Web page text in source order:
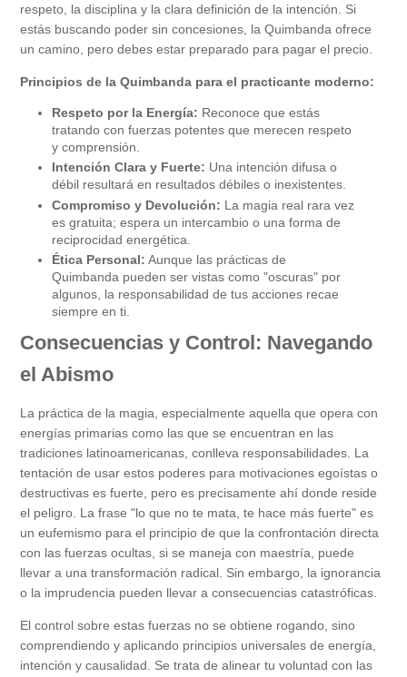
respeto, la disciplina y la clara definición de la intención. Si
estás buscando poder sin concesiones, la Quimbanda ofrece
un camino, pero debes estar preparado para pagar el precio.
Principios de la Quimbanda para el practicante moderno:
Respeto por la Energía: Reconoce que estás
tratando con fuerzas potentes que merecen respeto
y comprensión.
Intención Clara y Fuerte: Una intención difusa o
débil resultará en resultados débiles o inexistentes.
Compromiso y Devolución: La magia real rara vez
es gratuita; espera un intercambio o una forma de
reciprocidad energética.
Ética Personal: Aunque las prácticas de
Quimbanda pueden ser vistas como "oscuras" por
algunos, la responsabilidad de tus acciones recae
siempre en ti.
Consecuencias y Control: Navegando
el Abismo
La práctica de la magia, especialmente aquella que opera con
energías primarias como las que se encuentran en las
tradiciones latinoamericanas, conlleva responsabilidades. La
tentación de usar estos poderes para motivaciones egoístas o
destructivas es fuerte, pero es precisamente ahí donde reside
el peligro. La frase "lo que no te mata, te hace más fuerte" es
un eufemismo para el principio de que la confrontación directa
con las fuerzas ocultas, si se maneja con maestría, puede
llevar a una transformación radical. Sin embargo, la ignorancia
o la imprudencia pueden llevar a consecuencias catastróficas.
El control sobre estas fuerzas no se obtiene rogando, sino
comprendiendo y aplicando principios universales de energía,
intención y causalidad. Se trata de alinear tu voluntad con las